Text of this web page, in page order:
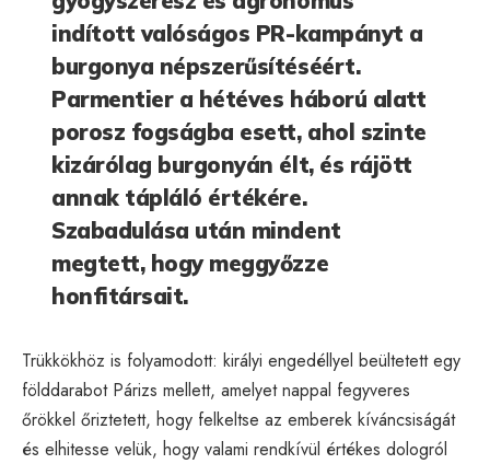
indított valóságos PR-kampányt a
burgonya népszerűsítéséért.
Parmentier a hétéves háború alatt
porosz fogságba esett, ahol szinte
kizárólag burgonyán élt, és rájött
annak tápláló értékére.
Szabadulása után mindent
megtett, hogy meggyőzze
honfitársait.
Trükkökhöz is folyamodott: királyi engedéllyel beültetett egy
földdarabot Párizs mellett, amelyet nappal fegyveres
őrökkel őriztetett, hogy felkeltse az emberek kíváncsiságát
és elhitesse velük, hogy valami rendkívül értékes dologról